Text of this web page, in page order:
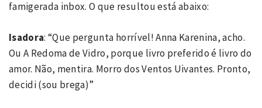
famigerada inbox. O que resultou está abaixo:
Isadora: “Que pergunta horrível! Anna Karenina, acho.
Ou A Redoma de Vidro, porque livro preferido é livro do
amor. Não, mentira. Morro dos Ventos Uivantes. Pronto,
decidi (sou brega)”